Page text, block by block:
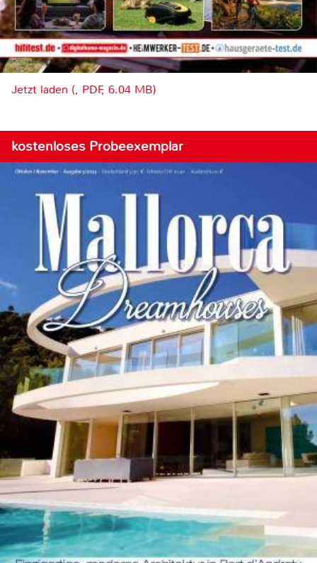
Jetzt laden (, PDF, 6.04 MB)
kostenloses Probeexemplar